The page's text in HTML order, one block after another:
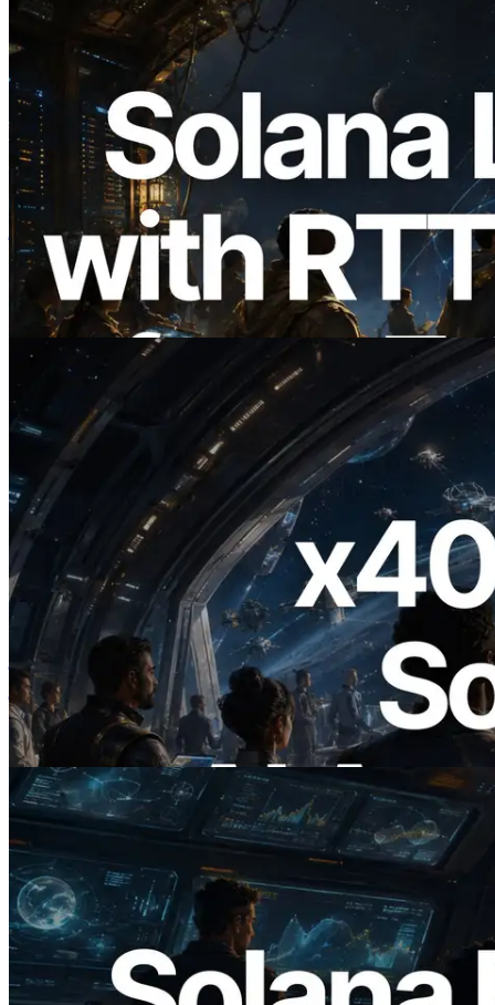
2026.08.05
ERPC का Solana Leader Slot API अब 7
वैश्विक क्षेत्रों से ping मापता है — Validators
Information API भी लॉन्च
यह लेख पढ़ें
2026.07.04
ERPC ने x402 समर्थित Solana RPC लॉन्च
किया — AI एजेंट अब जरूरत के API के लिए ऑन-
डिमांड भुगतान कर सकते हैं
यह लेख पढ़ें